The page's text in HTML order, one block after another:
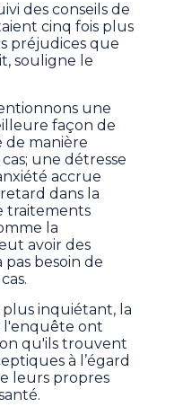
des conseils de
cinq fois plus
préjudices que
souligne le
une
façon de
de manière
une détresse
accrue
dans la
traitements
la
avoir des
besoin de
inquiétant, la
l'enquête ont
qu'ils trouvent
à l’égard
leurs propres